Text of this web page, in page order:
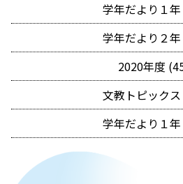
学年だより１
学年だより２
2020年度
文教トピック
学年だより１